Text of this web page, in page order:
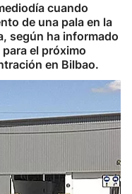
cuando
de una pala en la
según ha informado
el próximo
en Bilbao.